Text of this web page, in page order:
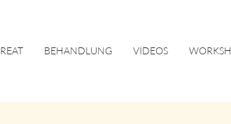
BEHANDLUNG VIDEOS